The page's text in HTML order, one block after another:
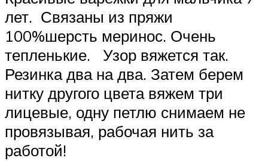
лет. Связаны из пряжи
100%шерсть меринос. Очень
тепленькие. Узор вяжется так.
Резинка два на два. Затем берем
нитку другого цвета вяжем три
лицевые, одну петлю снимаем не
провязывая, рабочая нить за
работой!